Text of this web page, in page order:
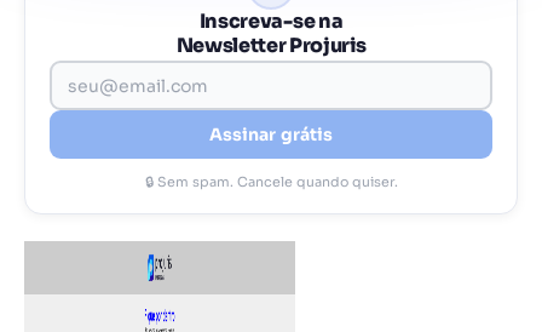
Inscreva-se na
Newsletter Projuris
Assinar grátis
🔒 Sem spam. Cancele quando quiser.